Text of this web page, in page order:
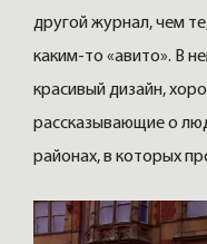
другой журнал, чем
каким-то «авито». В
красивый дизайн,
рассказывающие о
районах, в которых